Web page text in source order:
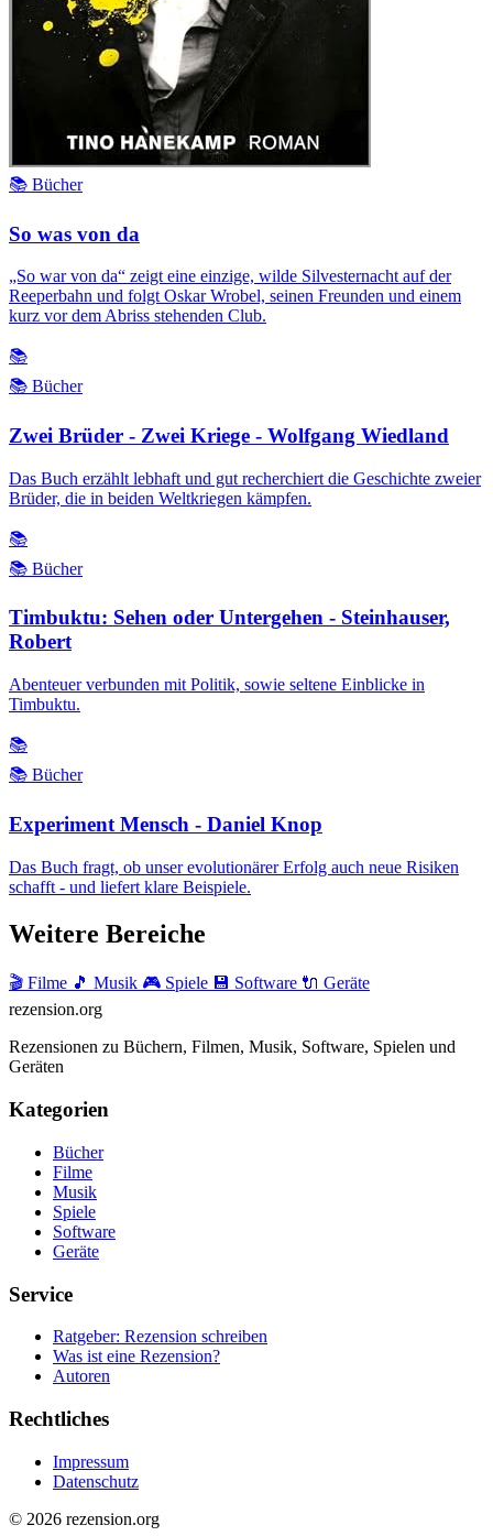
📚 Bücher
So was von da
„So war von da“ zeigt eine einzige, wilde Silvesternacht auf der
Reeperbahn und folgt Oskar Wrobel, seinen Freunden und einem
kurz vor dem Abriss stehenden Club.
📚
📚 Bücher
Zwei Brüder - Zwei Kriege - Wolfgang Wiedland
Das Buch erzählt lebhaft und gut recherchiert die Geschichte zweier
Brüder, die in beiden Weltkriegen kämpfen.
📚
📚 Bücher
Timbuktu: Sehen oder Untergehen - Steinhauser,
Robert
Abenteuer verbunden mit Politik, sowie seltene Einblicke in
Timbuktu.
📚
📚 Bücher
Experiment Mensch - Daniel Knop
Das Buch fragt, ob unser evolutionärer Erfolg auch neue Risiken
schafft - und liefert klare Beispiele.
Weitere Bereiche
🎬 Filme 🎵 Musik 🎮 Spiele 💾 Software 🔌 Geräte
rezension.org
Rezensionen zu Büchern, Filmen, Musik, Software, Spielen und
Geräten
Kategorien
Bücher
Filme
Musik
Spiele
Software
Geräte
Service
Ratgeber: Rezension schreiben
Was ist eine Rezension?
Autoren
Rechtliches
Impressum
Datenschutz
© 2026 rezension.org